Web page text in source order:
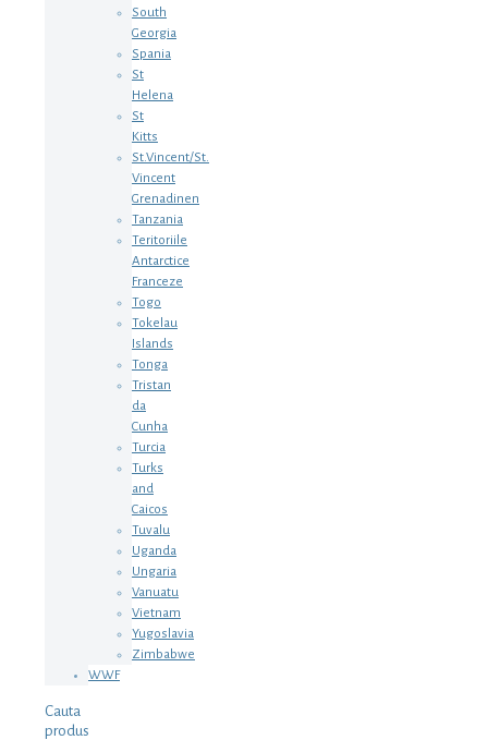
South
Georgia
Spania
St
Helena
St
Kitts
St.Vincent/St.
Vincent
Grenadinen
Tanzania
Teritoriile
Antarctice
Franceze
Togo
Tokelau
Islands
Tonga
Tristan
da
Cunha
Turcia
Turks
and
Caicos
Tuvalu
Uganda
Ungaria
Vanuatu
Vietnam
Yugoslavia
Zimbabwe
WWF
Cauta
produs